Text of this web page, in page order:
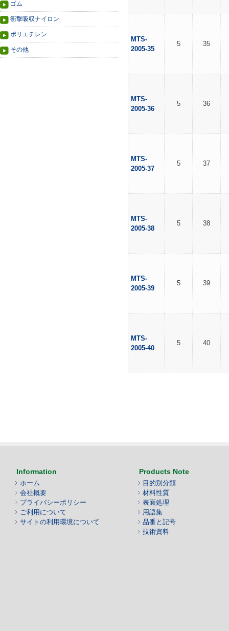
ゴム
衝撃吸収ナイロン
ポリエチレン
その他
MTS-
2005-35
5 35
MTS-
2005-36
5 36
MTS-
2005-37
5 37
MTS-
2005-38
5 38
MTS-
2005-39
5 39
MTS-
2005-40
5 40
Information
ホーム
会社概要
プライバシーポリシー
ご利用について
サイトの利用環境について
Products Note
目的別分類
材料性質
表面処理
用語集
品番と記号
技術資料